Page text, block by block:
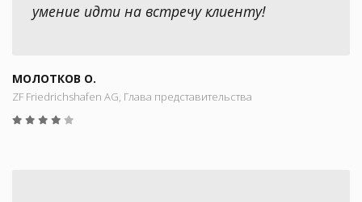
умение идти на встречу клиенту!
МОЛОТКОВ О.
ZF Friedrichshafen AG, Глава представительства